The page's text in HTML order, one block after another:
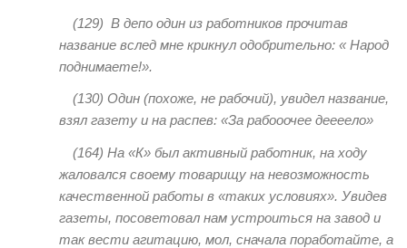
(129) В депо один из работников прочитав
название вслед мне крикнул одобрительно: « Народ
поднимаете!».
(130) Один (похоже, не рабочий), увидел название,
взял газету и на распев: «За рабооочее деееело»
(164) На «К» был активный работник, на ходу
жаловался своему товарищу на невозможность
качественной работы в «таких условиях». Увидев
газеты, посоветовал нам устроиться на завод и
так вести агитацию, мол, сначала поработайте, а